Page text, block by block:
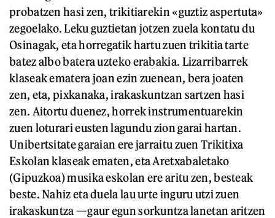
probatzen hasi zen, trikitiarekin «guztiz aspertuta»
zegoelako. Leku guztietan jotzen zuela kontatu du
Osinagak, eta horregatik hartu zuen trikitia tarte
batez albo batera uzteko erabakia. Lizarribarrek
klaseak ematera joan ezin zuenean, bera joaten
zen, eta, pixkanaka, irakaskuntzan sartzen hasi
zen. Aitortu duenez, horrek instrumentuarekin
zuen loturari eusten lagundu zion garai hartan.
Unibertsitate garaian ere jarraitu zuen Trikitixa
Eskolan klaseak ematen, eta Aretxabaletako
(Gipuzkoa) musika eskolan ere aritu zen, besteak
beste. Nahiz eta duela lau urte inguru utzi zuen
irakaskuntza —gaur egun sorkuntza lanetan aritzen